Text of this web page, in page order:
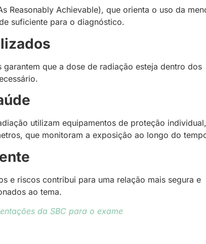
Reasonably Achievable), que orienta o uso da
suficiente para o diagnóstico.
que a dose de radiação esteja dentro dos
utilizam equipamentos de proteção individual,
que monitoram a exposição ao longo do
e riscos contribui para uma relação mais segura e
ao tema.
da SBC para o exame